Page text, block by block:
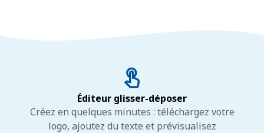
Éditeur glisser-déposer
Créez en quelques minutes : téléchargez votre
logo, ajoutez du texte et prévisualisez